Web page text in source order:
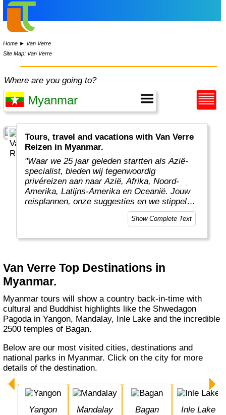
Home ► Van Verre
Site Map: Van Verre
Where are you going to?
Tours, travel and vacations with Van Verre
Reizen in Myanmar.
"Waar we 25 jaar geleden startten als Azië-
specialist, bieden wij tegenwoordig
privéreizen aan naar Azië, Afrika, Noord-
Amerika, Latijns-Amerika en Oceanië. Jouw
reisplannen, onze suggesties en we stippelen
samen een rondreis op maat voor jou uit.
Onze specialisten maken regelmatig verre
minder toeristische plekjes te ontdekken. Als
toevertrouwt, dan nemen wij dat heel hoog op.
We verzorgen jouw reis tot in de puntjes en
gaan daarin graag een stapje verder, zodat jij
waar en wanneer jij dat wilt? Wij stellen jouw
rondreis helemaal naar wens samen. Alles is
mogelijk, wij zijn dé verre reizen specialist."
Show Complete Text
Van Verre Top Destinations in
Myanmar.
Myanmar tours will show a country back-in-time with
cultural and Buddhist highlights like the Shwedagon
Pagoda in Yangon, Mandalay, Inle Lake and the incredible
2500 temples of Bagan.
Below are our most visited cities, destinations and
national parks in Myanmar. Click on the city for more
details of the destination.
Yangon Mandalay Bagan Inle Lake